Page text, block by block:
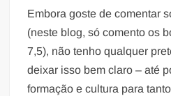
Embora goste de comentar
(neste blog, só comento os
7,5), não tenho qualquer
deixar isso bem claro – até
formação e cultura para